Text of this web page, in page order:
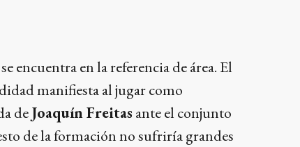
se encuentra en la referencia de área. El
manifiesta al jugar como
deJoaquín Freitas ante el conjunto
de la formación no sufriría grandes